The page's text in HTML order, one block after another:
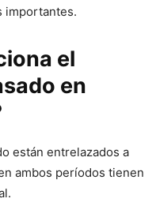
importantes.
el
en
están entrelazados a
ambos períodos tienen